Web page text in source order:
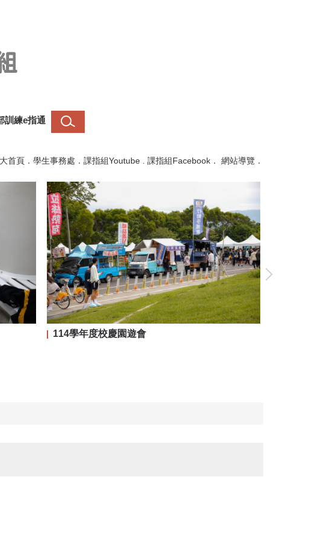
訓練e指通
首頁 ． 學生事務處 ． 課指組Youtube 課指組Facebook ． 網站導覽 ．
114學年度校慶園遊會